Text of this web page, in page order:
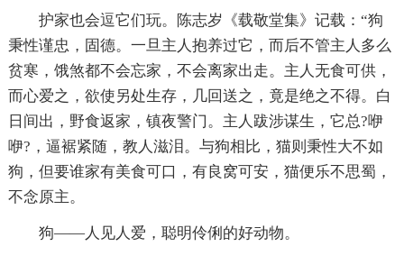
护家也会逗它们玩。陈志岁《载敬堂集》记载：“狗
秉性谨忠，固德。一旦主人抱养过它，而后不管主人多么
贫寒，饿煞都不会忘家，不会离家出走。主人无食可供，
而心爱之，欲使另处生存，几回送之，竟是绝之不得。白
日间出，野食返家，镇夜警门。主人跋涉谋生，它总?咿
咿?，逼裾紧随，教人滋泪。与狗相比，猫则秉性大不如
狗，但要谁家有美食可口，有良窝可安，猫便乐不思蜀，
不念原主。
狗——人见人爱，聪明伶俐的好动物。